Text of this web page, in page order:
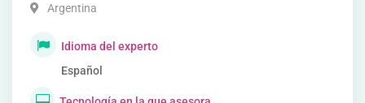
Argentina
Idioma del experto
Español